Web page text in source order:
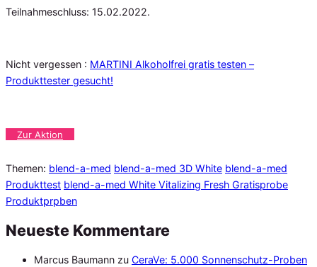
Teilnahmeschluss: 15.02.2022.
Nicht vergessen : MARTINI Alkoholfrei gratis testen –
Produkttester gesucht!
Zur Aktion
Themen: blend-a-med blend-a-med 3D White blend-a-med
Produkttest blend-a-med White Vitalizing Fresh Gratisprobe
Produktprpben
Neueste Kommentare
Marcus Baumann zu CeraVe: 5.000 Sonnenschutz-Proben